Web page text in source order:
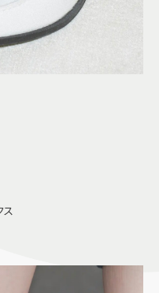
ス